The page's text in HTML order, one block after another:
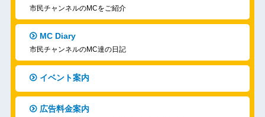
市民チャンネルのMCをご紹介
MC Diary
市民チャンネルのMC達の日記
イベント案内
広告料金案内